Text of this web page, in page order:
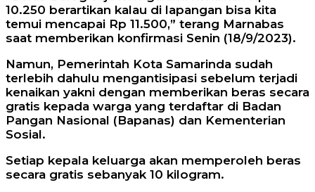
10.250 berartikan kalau di lapangan bisa kita
temui mencapai Rp 11.500,” terang Marnabas
saat memberikan konfirmasi Senin (18/9/2023).
Namun, Pemerintah Kota Samarinda sudah
terlebih dahulu mengantisipasi sebelum terjadi
kenaikan yakni dengan memberikan beras secara
gratis kepada warga yang terdaftar di Badan
Pangan Nasional (Bapanas) dan Kementerian
Sosial.
Setiap kepala keluarga akan memperoleh beras
secara gratis sebanyak 10 kilogram.